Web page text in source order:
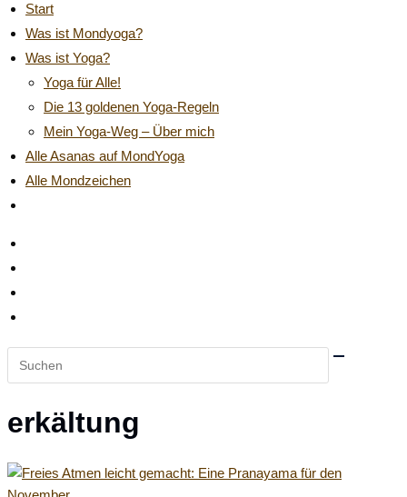
durchsuchen
panel.
Start
Was ist Mondyoga?
Was ist Yoga?
Yoga für Alle!
Die 13 goldenen Yoga-Regeln
Mein Yoga-Weg – Über mich
Alle Asanas auf MondYoga
Alle Mondzeichen
Website
durchsuchen
erkältung